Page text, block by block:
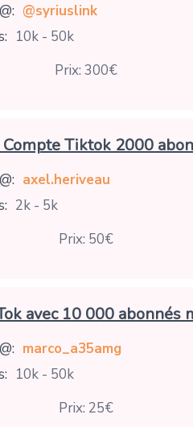
@syriuslink
10k - 50k
Prix: 300€
Tiktok 2000
axel.heriveau
2k - 5k
Prix: 50€
avec 10 000 abonnés
marco_a35amg
10k - 50k
Prix: 25€